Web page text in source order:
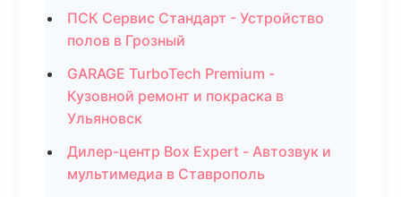
ПСК Сервис Стандарт - Устройство
полов в Грозный
GARAGE TurboTech Premium -
Кузовной ремонт и покраска в
Ульяновск
Дилер-центр Box Expert - Автозвук и
мультимедиа в Ставрополь